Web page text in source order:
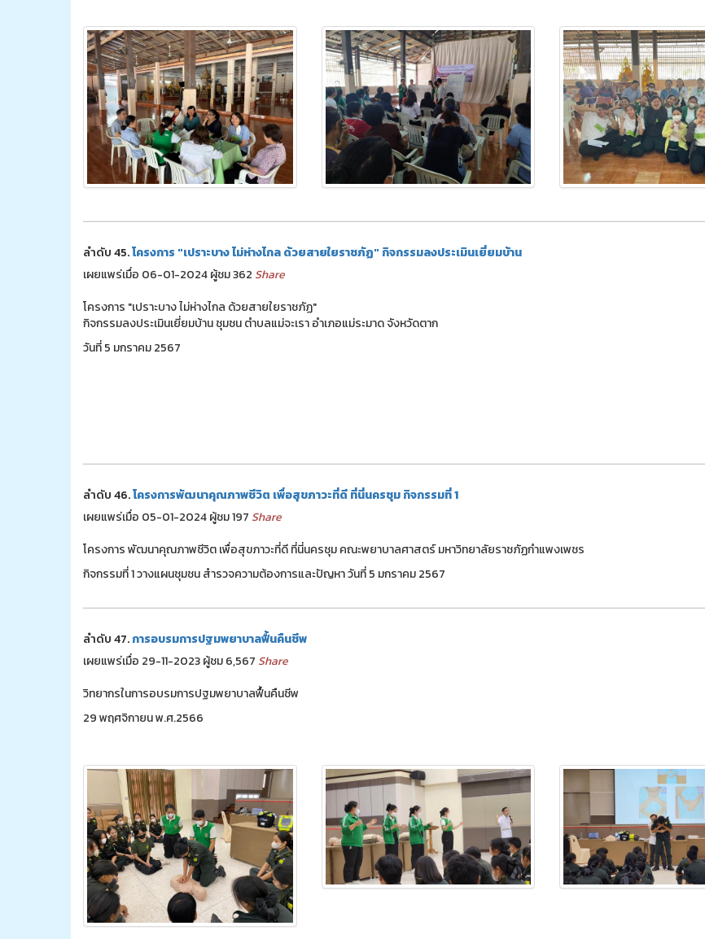
ลำดับ 45.โครงการ "เปราะบาง ไม่ห่างไกล ด้วยสายใยราชภัฏ" กิจกรรมลงประเมินเยี่ยมบ้าน
เผยแพร่เมื่อ 06-01-2024 ผู้ชม 362 Share
โครงการ "เปราะบาง ไม่ห่างไกล ด้วยสายใยราชภัฏ"
กิจกรรมลงประเมินเยี่ยมบ้าน ชุมชน ตำบลแม่จะเรา อำเภอแม่ระมาด จังหวัดตาก
วันที่ 5 มกราคม 2567
ลำดับ 46.โครงการพัฒนาคุณภาพชีวิต เพื่อสุขภาวะที่ดี ที่นี่นครชุม กิจกรรมที่ 1
เผยแพร่เมื่อ 05-01-2024 ผู้ชม 197 Share
โครงการ พัฒนาคุณภาพชีวิต เพื่อสุขภาวะที่ดี ที่นี่นครชุม คณะพยาบาลศาสตร์ มหาวิทยาลัยราชภัฏกำแพงเพชร
กิจกรรมที่ 1 วางแผนชุมชน สำรวจความต้องการและปัญหา วันที่ 5 มกราคม 2567
ลำดับ 47.การอบรมการปฐมพยาบาลฟื้นคืนชีพ
เผยแพร่เมื่อ 29-11-2023 ผู้ชม 6,567 Share
วิทยากรในการอบรมการปฐมพยาบาลฟื้นคืนชีพ
29 พฤศจิกายน พ.ศ.2566